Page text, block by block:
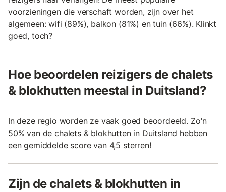
voorzieningen die verschaft worden, zijn over het
algemeen: wifi (89%), balkon (81%) en tuin (66%). Klinkt
goed, toch?
Hoe beoordelen reizigers de chalets
& blokhutten meestal in Duitsland?
In deze regio worden ze vaak goed beoordeeld. Zo'n
50% van de chalets & blokhutten in Duitsland hebben
een gemiddelde score van 4,5 sterren!
Zijn de chalets & blokhutten in